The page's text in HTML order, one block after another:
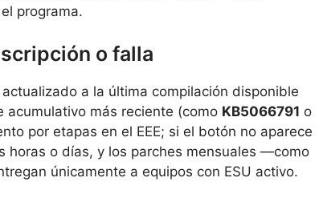
programa.
o falla
a la última compilación disponible
acumulativo más reciente (como KB5066791 o
por etapas en el EEE; si el botón no aparece
horas o días, y los parches mensuales —como
únicamente a equipos con ESU activo.